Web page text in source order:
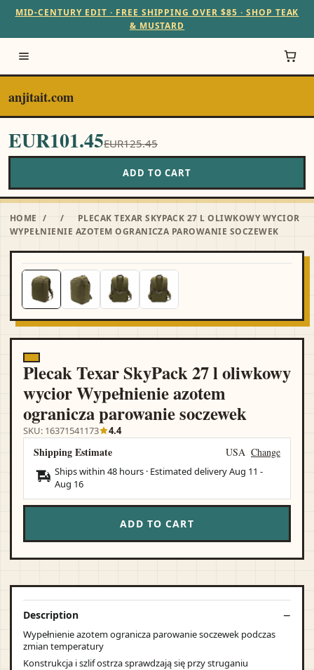
MID-CENTURY EDIT · FREE SHIPPING OVER $85 · SHOP TEAK
& MUSTARD
anjitait.com
EUR101.45EUR125.45
ADD TO CART
HOME / /
PLECAK TEXAR SKYPACK 27 L OLIWKOWY WYCIOR
WYPEŁNIENIE AZOTEM OGRANICZA PAROWANIE SOCZEWEK
Plecak Texar SkyPack 27 l oliwkowy
wycior Wypełnienie azotem
ogranicza parowanie soczewek
SKU: 16371541173 4.4
Shipping Estimate USA Change
Ships within 48 hours · Estimated deliveryAug 11 -
Aug 16
ADD TO CART
Description
Wypełnienie azotem ogranicza parowanie soczewek podczas
zmian temperatury
Konstrukcja i szlif ostrza sprawdzają się przy struganiu